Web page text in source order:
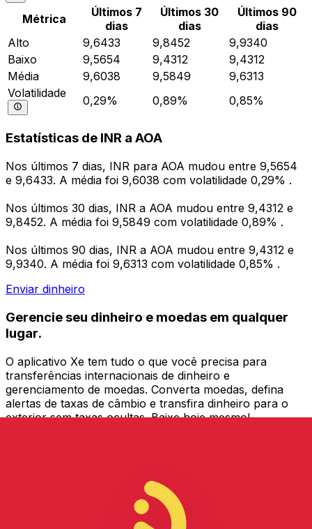
Métrica
Últimos 7
dias
Últimos 30
dias
Últimos 90
dias
Alto
9,6433 9,8452
9,9340
Baixo
9,5654 9,4312
9,4312
Média
9,6038 9,5849
9,6313
Volatilidade
0,29% 0,89% 0,85%
Estatísticas de INR a AOA
Nos últimos 7 dias, INR para AOA mudou entre 9,5654
e 9,6433. A média foi 9,6038 com volatilidade 0,29% .
Nos últimos 30 dias, INR a AOA mudou entre 9,4312 e
9,8452. A média foi 9,5849 com volatilidade 0,89% .
Nos últimos 90 dias, INR a AOA mudou entre 9,4312 e
9,9340. A média foi 9,6313 com volatilidade 0,85% .
Enviar dinheiro
Gerencie seu dinheiro e moedas em qualquer
lugar.
O aplicativo Xe tem tudo o que você precisa para
transferências internacionais de dinheiro e
gerenciamento de moedas. Converta moedas, defina
alertas de taxas de câmbio e transfira dinheiro para o
exterior sem taxas ocultas. Baixe hoje mesmo!